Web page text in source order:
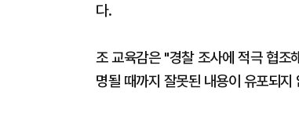
다.
조 교육감은 "경찰 조사에 적극 협조
명될 때까지 잘못된 내용이 유포되